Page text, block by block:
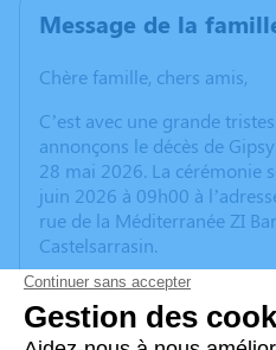
Message de la
Chère famille, chers amis,
C’est avec une grande
annonçons le décès de
28 mai 2026. La cérémonie
juin 2026 à 09h00 à
rue de la Méditerranée ZI
Castelsarrasin.
Nous vous invitons à utiliser
vos condoléances, partager
anecdote ou exprimer vos